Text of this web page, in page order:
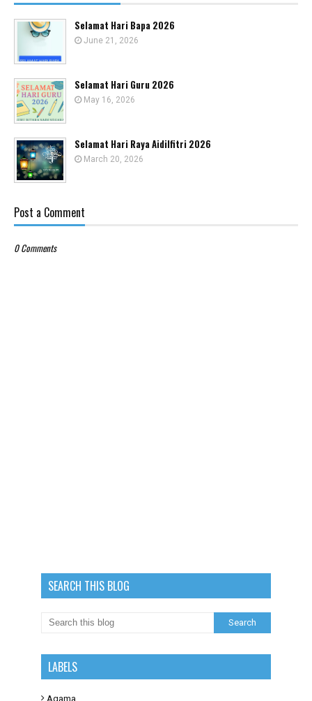
Selamat Hari Bapa 2026
June 21, 2026
Selamat Hari Guru 2026
May 16, 2026
Selamat Hari Raya Aidilfitri 2026
March 20, 2026
Post a Comment
0 Comments
SEARCH THIS BLOG
LABELS
Agama